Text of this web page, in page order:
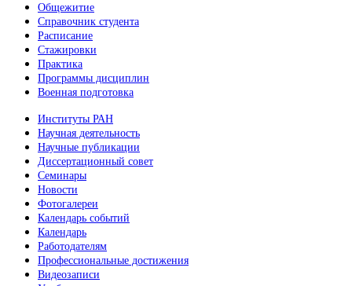
Общежитие
Справочник студента
Расписание
Стажировки
Практика
Программы дисциплин
Военная подготовка
Институты РАН
Научная деятельность
Научные публикации
Диссертационный совет
Семинары
Новости
Фотогалереи
Календарь событий
Календарь
Работодателям
Профессиональные достижения
Видеозаписи